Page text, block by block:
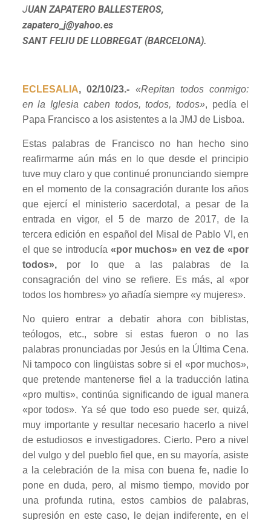
JUAN ZAPATERO BALLESTEROS,
zapatero_j@yahoo.es
SANT FELIU DE LLOBREGAT (BARCELONA).
ECLESALIA, 02/10/23.- «Repitan todos conmigo:
en la Iglesia caben todos, todos, todos», pedía el
Papa Francisco a los asistentes a la JMJ de Lisboa.
Estas palabras de Francisco no han hecho sino
reafirmarme aún más en lo que desde el principio
tuve muy claro y que continué pronunciando siempre
en el momento de la consagración durante los años
que ejercí el ministerio sacerdotal, a pesar de la
entrada en vigor, el 5 de marzo de 2017, de la
tercera edición en español del Misal de Pablo VI, en
el que se introducía «por muchos» en vez de «por
todos»,por lo que a las palabras de la
consagración del vino se refiere. Es más, al «por
todos los hombres» yo añadía siempre «y mujeres».
No quiero entrar a debatir ahora con biblistas,
teólogos, etc., sobre si estas fueron o no las
palabras pronunciadas por Jesús en la Última Cena.
Ni tampoco con lingüistas sobre si el «por muchos»,
que pretende mantenerse fiel a la traducción latina
«pro multis», continúa significando de igual manera
«por todos». Ya sé que todo eso puede ser, quizá,
muy importante y resultar necesario hacerlo a nivel
de estudiosos e investigadores. Cierto. Pero a nivel
del vulgo y del pueblo fiel que, en su mayoría, asiste
a la celebración de la misa con buena fe, nadie lo
pone en duda, pero, al mismo tiempo, movido por
una profunda rutina, estos cambios de palabras,
supresión en este caso, le dejan indiferente, en el